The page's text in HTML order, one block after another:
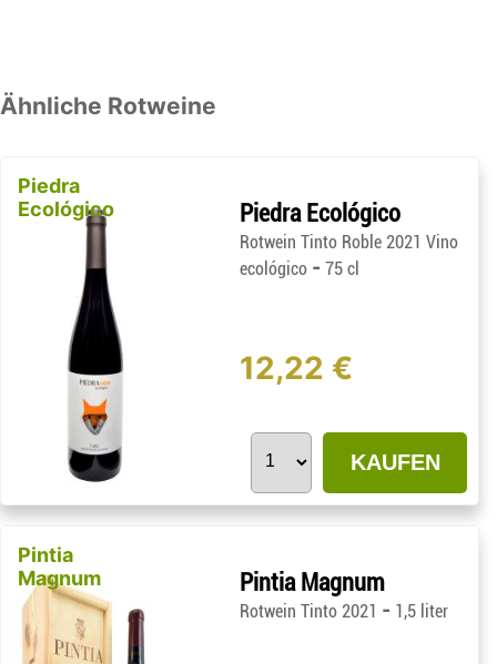
Ähnliche Rotweine
Piedra
Ecológico
Piedra Ecológico
Rotwein Tinto Roble 2021 Vino
ecológico -75 cl
12,22 €
KAUFEN
Pintia
Magnum
Pintia Magnum
Rotwein Tinto 2021 - 1,5 liter